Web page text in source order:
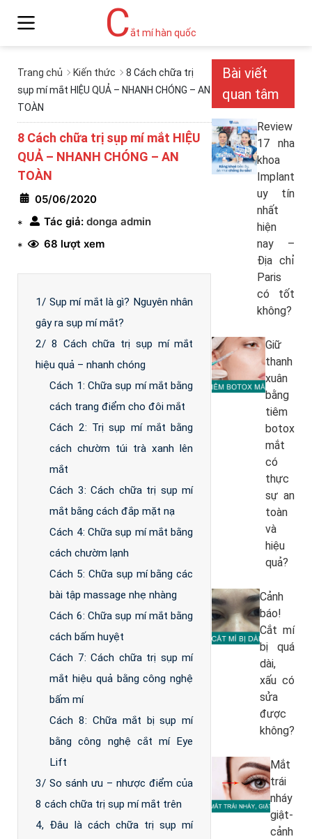
Cắt mí hàn quốc
Trang chủ Kiến thức
8 Cách chữa trị
sụp mí mắt HIỆU QUẢ – NHANH CHÓNG – AN
TOÀN
8 Cách chữa trị sụp mí mắt HIỆU
QUẢ – NHANH CHÓNG – AN
TOÀN
05/06/2020
*
Tác giả: donga admin
*
68 lượt xem
1/ Sụp mí mắt là gì? Nguyên nhân
gây ra sụp mí mắt?
2/ 8 Cách chữa trị sụp mí mắt
hiệu quả – nhanh chóng
Cách 1: Chữa sụp mí mắt bằng
cách trang điểm cho đôi mắt
Cách 2: Trị sụp mí mắt bằng
cách chườm túi trà xanh lên
mắt
Cách 3: Cách chữa trị sụp mí
mắt bằng cách đắp mặt nạ
Cách 4: Chữa sụp mí mắt bằng
cách chườm lạnh
Cách 5: Chữa sụp mí bằng các
bài tập massage nhẹ nhàng
Cách 6: Chữa sụp mí mắt bằng
cách bấm huyệt
Cách 7: Cách chữa trị sụp mí
mắt hiệu quả bằng công nghệ
bấm mí
Cách 8: Chữa mắt bị sụp mí
bằng công nghệ cắt mí Eye
Lift
3/ So sánh ưu – nhược điểm của
8 cách chữa trị sụp mí mắt trên
4, Đâu là cách chữa trị sụp mí
Bài viết
quan tâm
Review
17 nha
khoa
Implant
uy tín
nhất
hiện
nay –
Địa chỉ
Paris
có tốt
không?
Giữ
thanh
xuân
bằng
tiêm
botox
mắt
có
thực
sự an
toàn
và
hiệu
quả?
Cảnh
báo!
Cắt mí
bị quá
dài,
xấu có
sửa
được
không?
Mắt
trái
nháy
giật-
cảnh